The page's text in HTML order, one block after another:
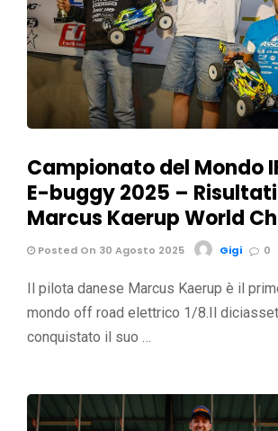
Campionato del Mondo
E-buggy 2025 –
Marcus Kaerup World
Posted On 30 Agosto 2025 Gigi 0
Il pilota danese Marcus Kaerup è il
mondo off road elettrico 1/8.Il
conquistato il suo …